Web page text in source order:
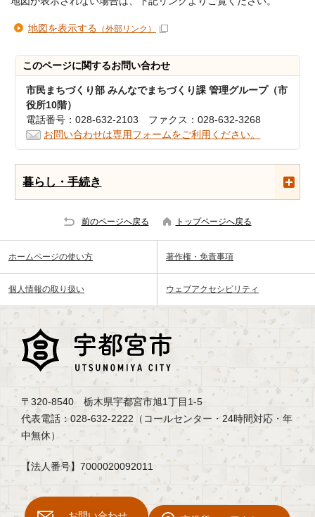
地図を表示する （外部リンク）
このページに関するお問い合わせ
市民まちづくり部 みんなでまちづくり課 管理グループ（市
役所10階）
電話番号：028-632-2103 ファクス：028-632-3268
お問い合わせは専用フォームをご利用ください。
暮らし・手続き
前のページへ戻る トップページへ戻る
ホームページの使い方 著作権・免責事項
個人情報の取り扱い ウェブアクセシビリティ
〒320-8540 栃木県宇都宮市旭1丁目1-5
代表電話：028-632-2222（コールセンター・24時間対応・年
中無休）
【法人番号】7000020092011